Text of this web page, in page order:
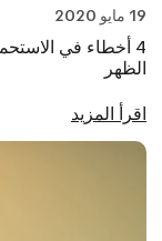
19 مايو 2020
4 أخطاء في
الظهر
اقرأ المزيد